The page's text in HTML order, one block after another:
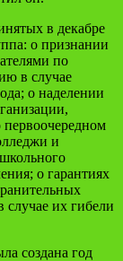
в декабре
о признании
по
в случае
о наделении
и
о гарантиях
их гибели
создана год